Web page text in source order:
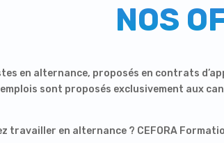
NOS
en alternance, proposés en contrats
emplois sont proposés exclusivement aux
travailler en alternance ? CEFORA